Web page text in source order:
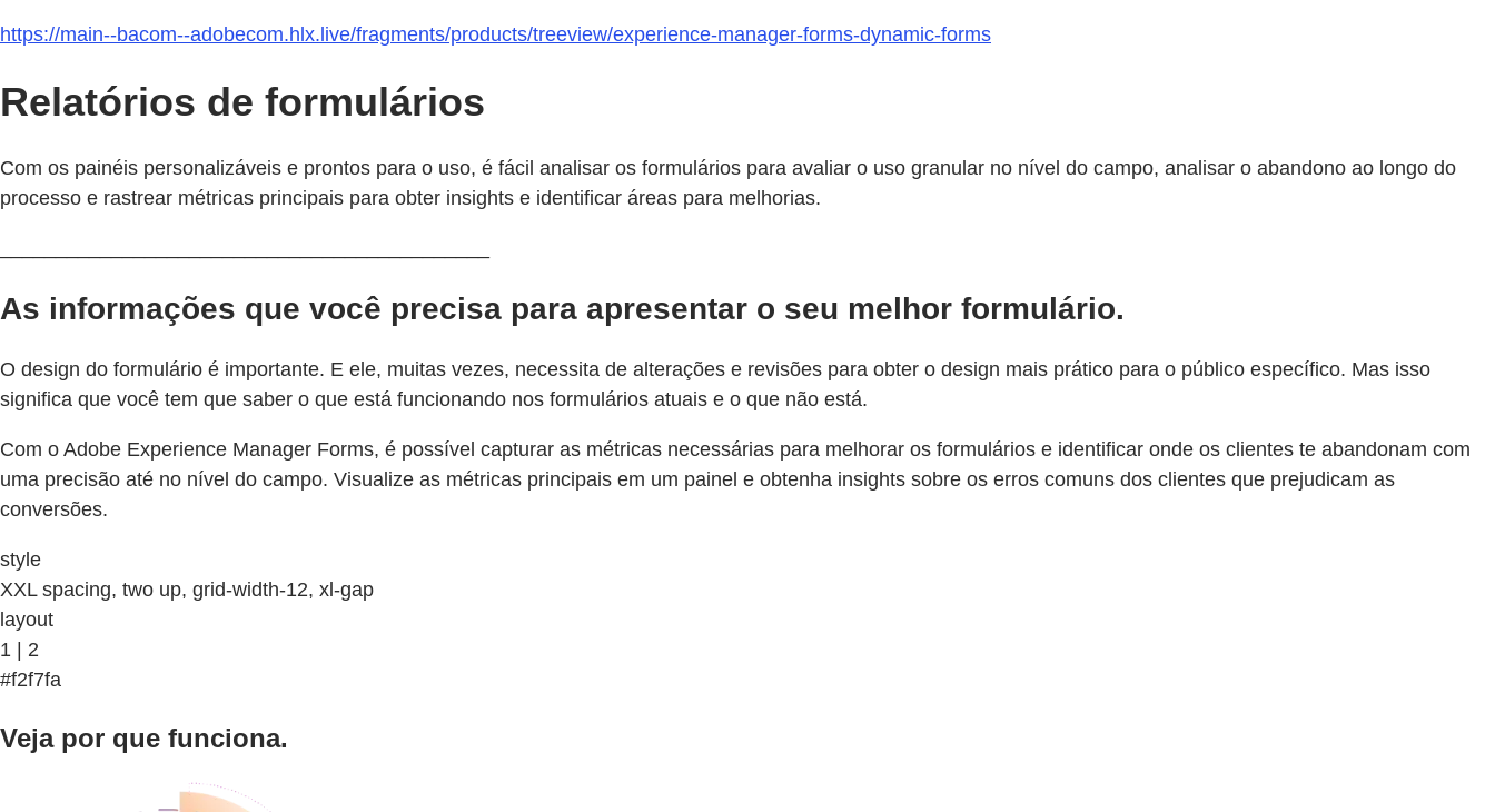
https://main--bacom--adobecom.hlx.live/fragments/products/treeview/experience-manager-forms-dynamic-forms
Relatórios de formulários
Com os painéis personalizáveis e prontos para o uso, é fácil analisar os formulários para avaliar o uso granular no nível do campo, analisar o abandono ao longo do
processo e rastrear métricas principais para obter insights e identificar áreas para melhorias.
As informações que você precisa para apresentar o seu melhor formulário.
O design do formulário é importante. E ele, muitas vezes, necessita de alterações e revisões para obter o design mais prático para o público específico. Mas isso
significa que você tem que saber o que está funcionando nos formulários atuais e o que não está.
Com o Adobe Experience Manager Forms, é possível capturar as métricas necessárias para melhorar os formulários e identificar onde os clientes te abandonam com
uma precisão até no nível do campo. Visualize as métricas principais em um painel e obtenha insights sobre os erros comuns dos clientes que prejudicam as
conversões.
style
XXL spacing, two up, grid-width-12, xl-gap
layout
1 | 2
#f2f7fa
Veja por que funciona.